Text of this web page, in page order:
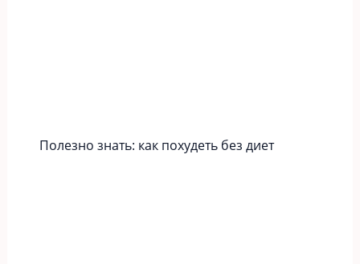
Полезно знать: как похудеть без диет